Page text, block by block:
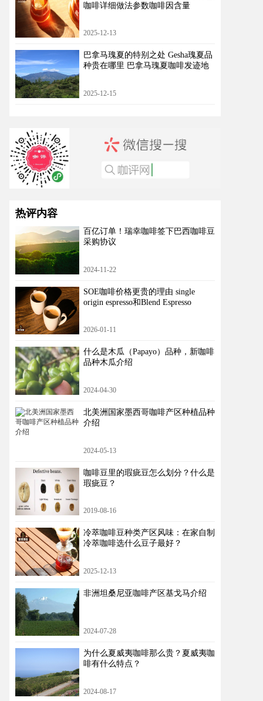
咖啡详细做法参数咖啡因含量
2025-12-13
巴拿马瑰夏的特别之处 Gesha瑰夏品
种贵在哪里 巴拿马瑰夏咖啡发迹地
2025-12-15
热评内容
百亿订单！瑞幸咖啡签下巴西咖啡豆
采购协议
2024-11-22
SOE咖啡价格更贵的理由 single
origin espresso和Blend Espresso
2026-01-11
什么是木瓜（Papayo）品种，新咖啡
品种木瓜介绍
2024-04-30
北美洲国家墨西哥咖啡产区种植品种
介绍
2024-05-13
咖啡豆里的瑕疵豆怎么划分？什么是
瑕疵豆？
2019-08-16
冷萃咖啡豆种类产区风味：在家自制
冷萃咖啡选什么豆子最好？
2025-12-13
非洲坦桑尼亚咖啡产区基戈马介绍
2024-07-28
为什么夏威夷咖啡那么贵？夏威夷咖
啡有什么特点？
2024-08-17